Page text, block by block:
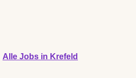
Alle Jobs in Krefeld